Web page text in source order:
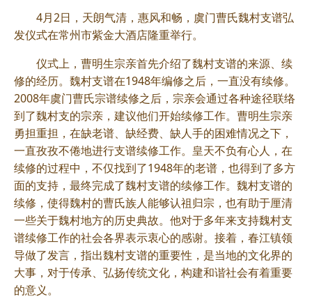
4月2日，天朗气清，惠风和畅，虞门曹氏魏村支谱弘
发仪式在常州市紫金大酒店隆重举行。
仪式上，曹明生宗亲首先介绍了魏村支谱的来源、续
修的经历。魏村支谱在1948年编修之后，一直没有续修。
2008年虞门曹氏宗谱续修之后，宗亲会通过各种途径联络
到了魏村支的宗亲，建议他们开始续修工作。曹明生宗亲
勇担重担，在缺老谱、缺经费、缺人手的困难情况之下，
一直孜孜不倦地进行支谱续修工作。皇天不负有心人，在
续修的过程中，不仅找到了1948年的老谱，也得到了多方
面的支持，最终完成了魏村支谱的续修工作。魏村支谱的
续修，使得魏村的曹氏族人能够认祖归宗，也有助于厘清
一些关于魏村地方的历史典故。他对于多年来支持魏村支
谱续修工作的社会各界表示衷心的感谢。接着，春江镇领
导做了发言，指出魏村支谱的重要性，是当地的文化界的
大事，对于传承、弘扬传统文化，构建和谐社会有着重要
的意义。